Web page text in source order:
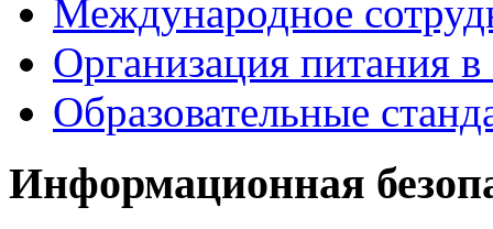
Международное
Организация питания в
Образовательные
Информационная